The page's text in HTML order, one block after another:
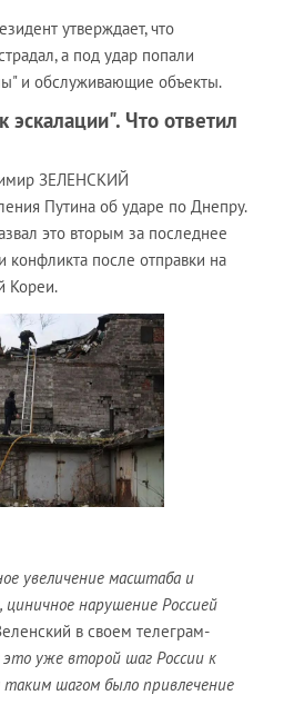
утверждает, что
а под удар попали
и обслуживающие объекты.
эскалации". Что ответил
ЗЕЛЕНСКИЙ
Путина об ударе по Днепру.
это вторым за последнее
конфликта после отправки на
Кореи.
увеличение масштаба и
нарушение Россией
в своем телеграм-
уже второй шаг России к
таким шагом было привлечение